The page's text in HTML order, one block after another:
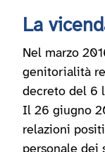
La
Nel marzo
genitorialità
decreto del 6
Il 26 giugno
relazioni